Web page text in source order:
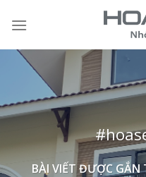
BÀI VIẾT ĐƯỢC GẮN